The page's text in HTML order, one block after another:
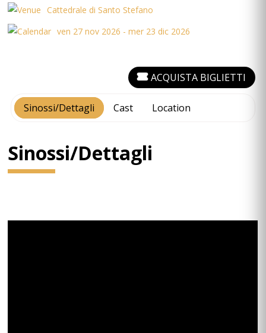
Cattedrale di Santo Stefano
ven 27 nov 2026 - mer 23 dic 2026
Sinossi/Dettagli Cast Location
ACQUISTA BIGLIETTI
Sinossi/Dettagli